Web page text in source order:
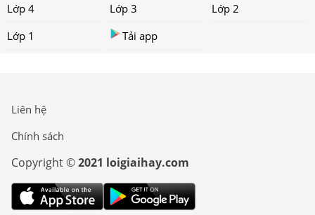
Lớp 4
Lớp 3
Lớp 2
Lớp 1
Tải app
Liên hệ
Chính sách
Copyright ©2021 loigiaihay.com